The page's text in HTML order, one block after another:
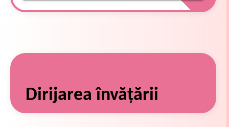
Dirijarea învăţării